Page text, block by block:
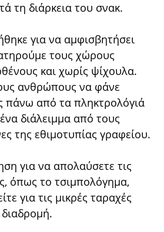
τη διάρκεια του σνακ.
για να αμφισβητήσει
τους χώρους
και χωρίς ψίχουλα.
ανθρώπους να φάνε
πάνω από τα πληκτρολόγιά
διάλειμμα από τους
της εθιμοτυπίας γραφείου.
για να απολαύσετε τις
όπως το τσιμπολόγημα,
για τις μικρές ταραχές